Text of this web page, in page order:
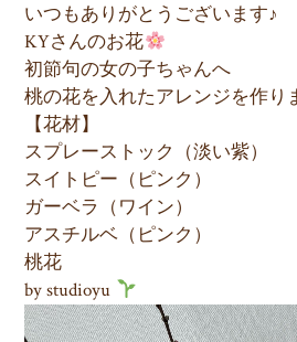
いつもありがとうございます♪
KYさんのお花
初節句の女の子ちゃんへ
桃の花を入れたアレンジを作り
【花材】
スプレーストック（淡い紫）
スイトピー（ピンク）
ガーベラ（ワイン）
アスチルベ（ピンク）
桃花
by studioyu